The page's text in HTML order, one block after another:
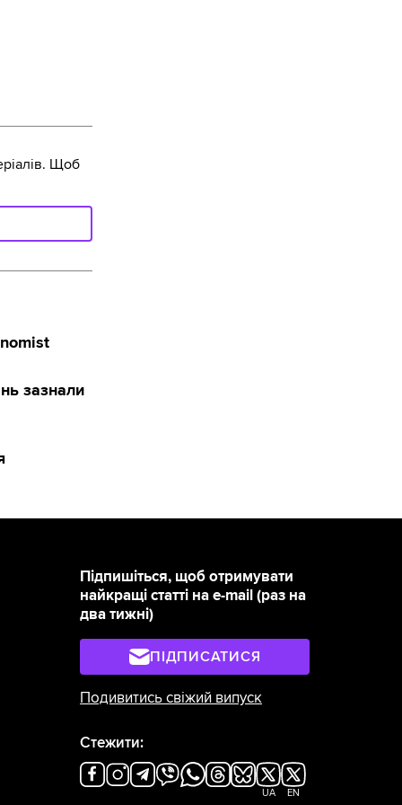
Щоб
зазнали
Підпишіться, щоб отримувати
найкращі статті на e-mail (раз на
два тижні)
ПІДПИСАТИСЯ
Подивитись свіжий випуск
Стежити:
UA EN